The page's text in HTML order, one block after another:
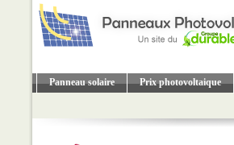
Panneau solaire Prix photovoltaique